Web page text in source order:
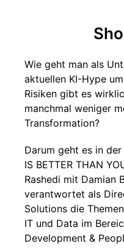
Wie geht man als
aktuellen KI-Hype
Risiken gibt es
manchmal weniger
Transformation?
Darum geht es in
IS BETTER THAN
Rashedi mit Damian
verantwortet als
Solutions die
IT und Data im
Development &